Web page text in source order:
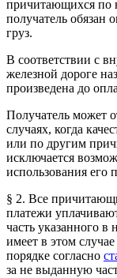
причитающихся по
получатель обязан
груз.
В соответствии с
железной дороге
произведена до
Получатель может
случаях, когда
или по другим
исключается
использования его
§ 2. Все
платежи
часть указанного в
имеет в этом
порядке согласно
за не выданную